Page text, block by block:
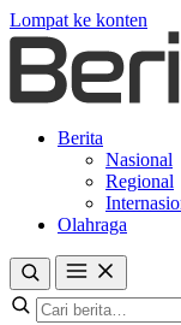
Lompat ke konten
Berita
Nasional
Regional
Olahraga